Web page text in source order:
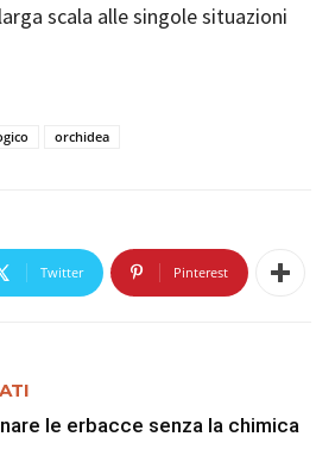
scala alle singole situazioni
orchidea
Twitter Pinterest
le erbacce senza la chimica